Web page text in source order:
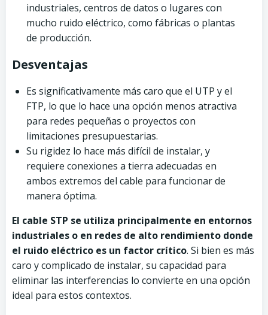
industriales, centros de datos o lugares con
mucho ruido eléctrico, como fábricas o plantas
de producción.
Desventajas
Es significativamente más caro que el UTP y el
FTP, lo que lo hace una opción menos atractiva
para redes pequeñas o proyectos con
limitaciones presupuestarias.
Su rigidez lo hace más difícil de instalar, y
requiere conexiones a tierra adecuadas en
ambos extremos del cable para funcionar de
manera óptima.
El cable STP se utiliza principalmente en entornos
industriales o en redes de alto rendimiento donde
el ruido eléctrico es un factor crítico. Si bien es más
caro y complicado de instalar, su capacidad para
eliminar las interferencias lo convierte en una opción
ideal para estos contextos.